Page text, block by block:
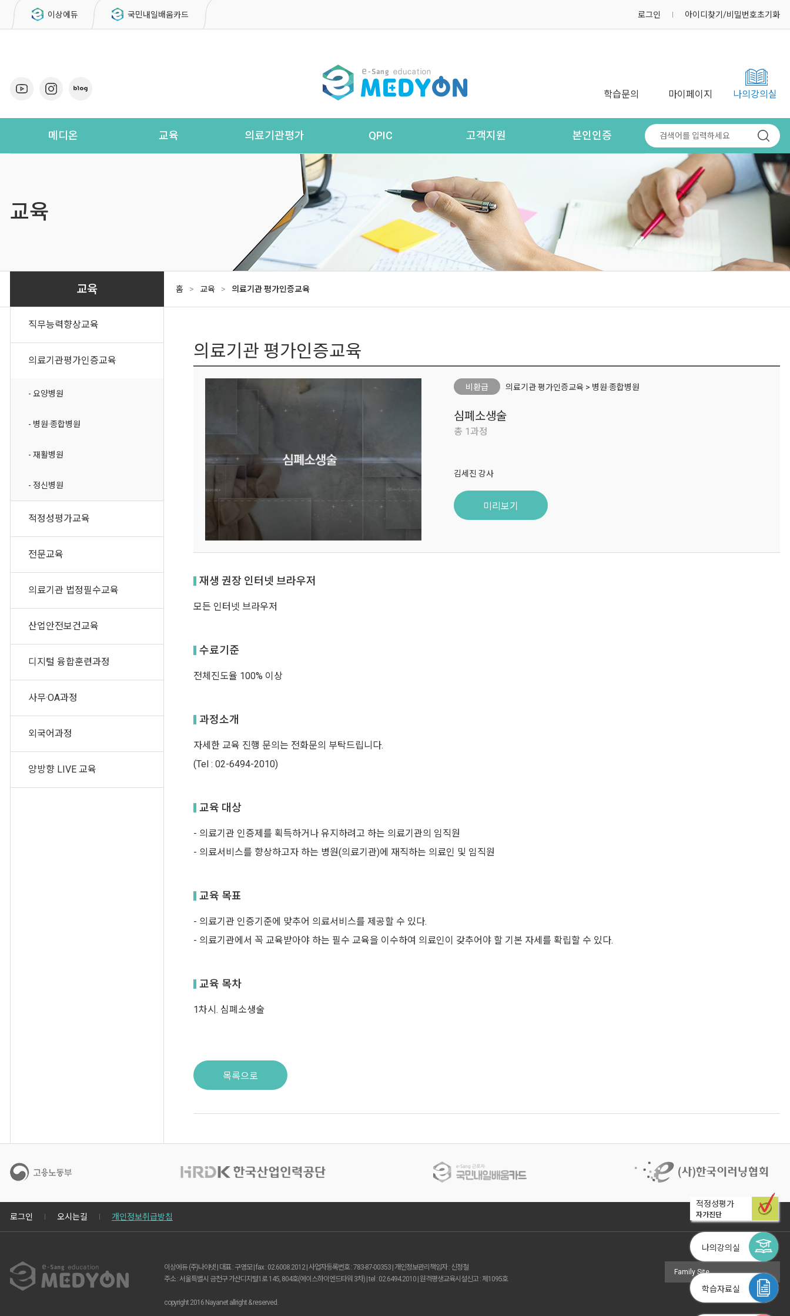
이상에듀 국민내일배움카드 로그인 아이디찾기/비밀번호초기화
학습문의 마이페이지 나의강의실
메디온
- 찾아오시는 길
교육
적정성평가 교육
전문교육
의료기관평가
평가인증 컨설팅
- 재활병원
- 정신병원
적정성평가 컨설팅
현지조사 컨설팅
QPIC
환자안전(QPS)
- 서식·자료
- QPS 소식
- 관련사이트
감염관리(IM)
고객지원
학습자료실
원격지원
자주하는 질문
학습문의
신규교육문의
본인인증
아이핀 인증방법
아이핀 발급방법
교육
교육 홈 > 교육 > 의료기관 평가인증교육
직무능력향상교육
의료기관평가인증교육
- 요양병원
- 병원·종합병원
- 재활병원
- 정신병원
적정성평가교육
전문교육
의료기관 법정필수교육
산업안전보건교육
디지털 융합훈련과정
사무·OA과정
외국어과정
양방향 LIVE 교육
의료기관 평가인증교육
비환급 의료기관 평가인증교육 > 병원·종합병원
심폐소생술
총 1과정
김세진 강사
미리보기
재생 권장 인터넷 브라우저
모든 인터넷 브라우저
수료기준
전체진도율 100% 이상
과정소개
자세한 교육 진행 문의는 전화문의 부탁드립니다.
(Tel : 02-6494-2010)
교육 대상
- 의료기관 인증제를 획득하거나 유지하려고 하는 의료기관의 임직원
- 의료서비스를 향상하고자 하는 병원(의료기관)에 재직하는 의료인 및 임직원
교육 목표
- 의료기관 인증기준에 맞추어 의료서비스를 제공할 수 있다.
- 의료기관에서 꼭 교육받아야 하는 필수 교육을 이수하여 의료인이 갖추어야 할 기본 자세를 확립할 수 있다.
교육 목차
1차시. 심폐소생술
목록으로
로그인 오시는길 개인정보취급방침
이상에듀 (주)나야넷 | 대표 : 구영모 | fax : 02.6008.2012 | 사업자등록번호 : 783-87-00353 | 개인정보관리책임자 : 신정철
주소 : 서울특별시 금천구 가산디지털1로 145, 804호(에이스하이엔드타워 3차) | tel : 02.6494.2010 | 원격평생교육시설신고 : 제1095호
copyright 2016 Nayanet allright & reserved.
Family Site
적정성평가
자가진단
나의강의실
학습자료실